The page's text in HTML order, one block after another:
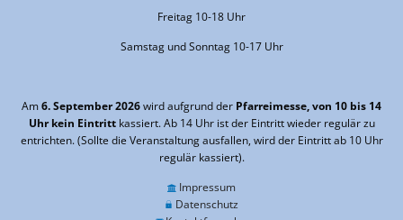
Freitag 10-18 Uhr
Samstag und Sonntag 10-17 Uhr
Am6. September 2026wird aufgrund der Pfarreimesse, von 10 bis 14
Uhr kein Eintrittkassiert. Ab 14 Uhr ist der Eintritt wieder regulär zu
entrichten. (Sollte die Veranstaltung ausfallen, wird der Eintritt ab 10 Uhr
regulär kassiert).
Impressum
Datenschutz